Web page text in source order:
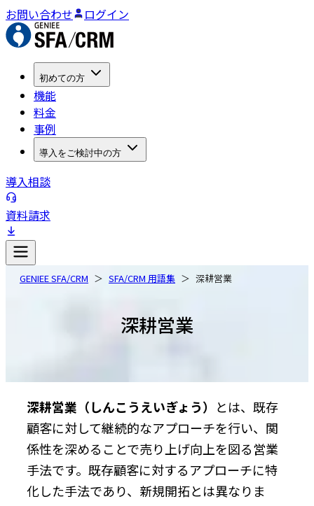
お問い合わせ ログイン
初めての方
機能
料金
事例
導入をご検討中の方
導入相談
資料請求
GENIEE SFA/CRM SFA/CRM 用語集 深耕営業
深耕営業
深耕営業（しんこうえいぎょう） とは、既存
顧客に対して継続的なアプローチを行い、関
係性を深めることで売り上げ向上を図る営業
手法です。既存顧客に対するアプローチに特
化した手法であり、新規開拓とは異なりま